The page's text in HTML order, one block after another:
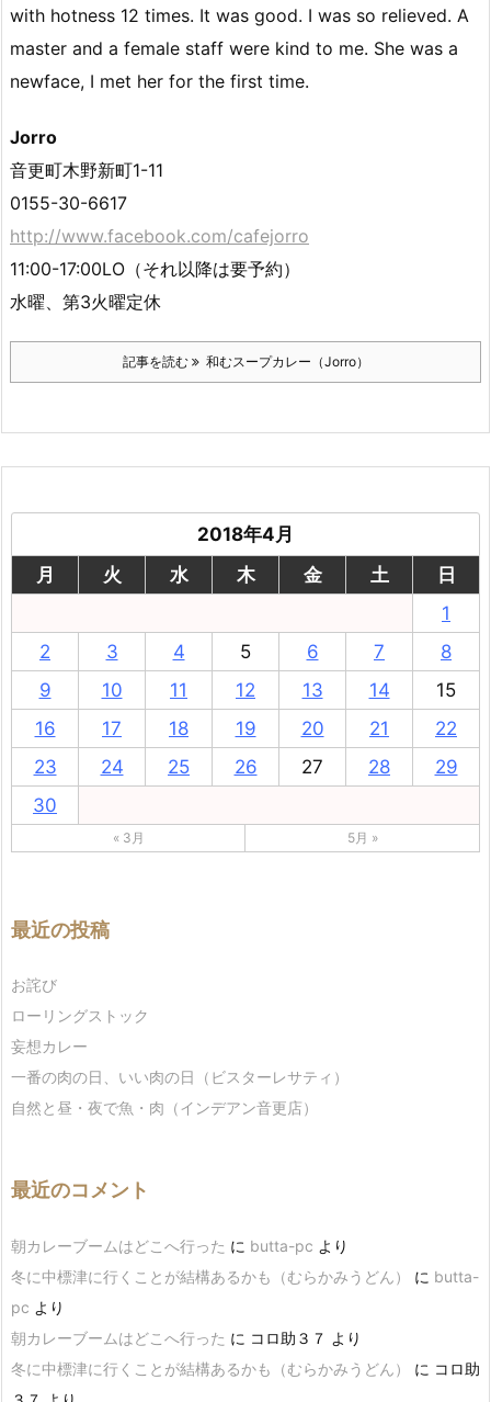
with hotness 12 times. It was good. I was so relieved. A
master and a female staff were kind to me. She was a
newface, I met her for the first time.
Jorro
音更町木野新町1-11
0155-30-6617
http://www.facebook.com/cafejorro
11:00-17:00LO（それ以降は要予約）
水曜、第3火曜定休
記事を読む 和むスープカレー（Jorro）
2018年4月
月
火 水 木 金 土
日
1
2
3 4 5 6 7
8
9
10 11 12 13 14
15
16
17 18 19 20 21
22
23
24 25 26 27 28
29
30
« 3月 5月 »
最近の投稿
お詫び
ローリングストック
妄想カレー
一番の肉の日、いい肉の日（ビスターレサティ）
自然と昼・夜で魚・肉（インデアン音更店）
最近のコメント
朝カレーブームはどこへ行った に butta-pc より
冬に中標津に行くことが結構あるかも（むらかみうどん）
に butta-
pc より
朝カレーブームはどこへ行った に コロ助３７ より
冬に中標津に行くことが結構あるかも（むらかみうどん）
に コロ助